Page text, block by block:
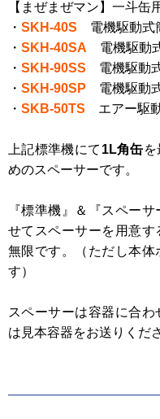
【まぜまぜマン】一斗缶
・ SKH-40S 電機駆動式
・ SKH-40SA 電機駆動
・ SKH-90SS 電機駆動
・ SKH-90SP 電機駆動
・ SKB-50TS エアー駆
上記標準機にて 1L角缶
めのスペーサーです。
『標準機』＆『スペー
せてスペーサーを用意
無限です。（ただし本体
す）
スペーサーは容器に合
は見本容器をお送りくだ